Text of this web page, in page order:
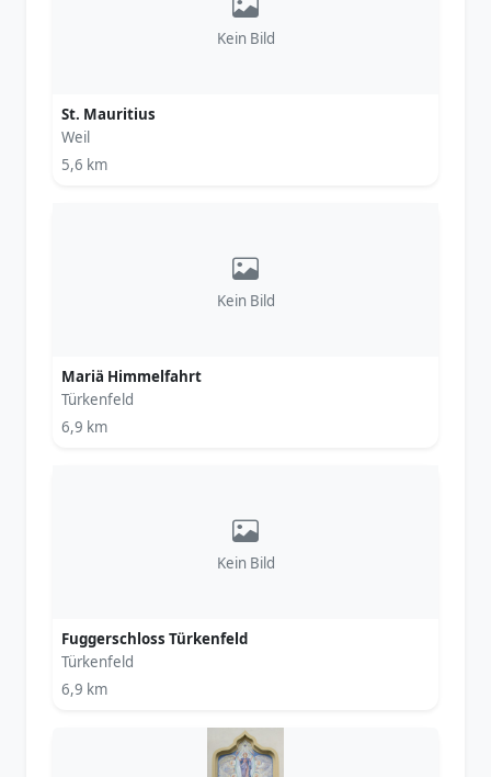
Kein Bild
St. Mauritius
Weil
5,6 km
Kein Bild
Mariä Himmelfahrt
Türkenfeld
6,9 km
Kein Bild
Fuggerschloss Türkenfeld
Türkenfeld
6,9 km